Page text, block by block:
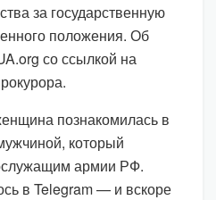
за государственную
положения. Об
со ссылкой на
познакомилась в
который
армии РФ.
в Telegram — и вскоре